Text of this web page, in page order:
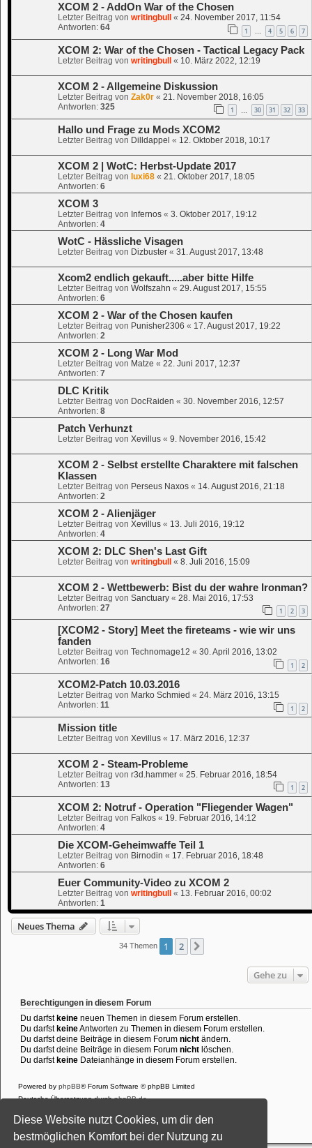
Diese Website nutzt Cookies, um dir den
bestmöglichen Komfort bei der Nutzung zu
XCOM 2 - AddOn War of the Chosen
Letzter Beitrag von writingbull « 24. November 2017, 11:54
Antworten: 64 1 4 5 6 7
XCOM 2: War of the Chosen - Tactical Legacy Pack
Letzter Beitrag von writingbull « 10. März 2022, 12:19
XCOM 2 - Allgemeine Diskussion
Letzter Beitrag von Zak0r « 21. November 2018, 16:05
Antworten: 325 1 30 31 32 33
Hallo und Frage zu Mods XCOM2
Letzter Beitrag von Dilldappel « 12. Oktober 2018, 10:17
XCOM 2 | WotC: Herbst-Update 2017
Letzter Beitrag von luxi68 « 21. Oktober 2017, 18:05
Antworten: 6
XCOM 3
Letzter Beitrag von Infernos « 3. Oktober 2017, 19:12
Antworten: 4
WotC - Hässliche Visagen
Letzter Beitrag von Dizbuster « 31. August 2017, 13:48
Xcom2 endlich gekauft.....aber bitte Hilfe
Letzter Beitrag von Wolfszahn « 29. August 2017, 15:55
Antworten: 6
XCOM 2 - War of the Chosen kaufen
Letzter Beitrag von Punisher2306 « 17. August 2017, 19:22
Antworten: 2
XCOM 2 - Long War Mod
Letzter Beitrag von Matze « 22. Juni 2017, 12:37
Antworten: 7
DLC Kritik
Letzter Beitrag von DocRaiden « 30. November 2016, 12:57
Antworten: 8
Patch Verhunzt
Letzter Beitrag von Xevillus « 9. November 2016, 15:42
XCOM 2 - Selbst erstellte Charaktere mit falschen
Klassen
Letzter Beitrag von Perseus Naxos « 14. August 2016, 21:18
Antworten: 2
XCOM 2 - Alienjäger
Letzter Beitrag von Xevillus « 13. Juli 2016, 19:12
Antworten: 4
XCOM 2: DLC Shen's Last Gift
Letzter Beitrag von writingbull « 8. Juli 2016, 15:09
XCOM 2 - Wettbewerb: Bist du der wahre Ironman?
Letzter Beitrag von Sanctuary « 28. Mai 2016, 17:53
Antworten: 27 1 2 3
[XCOM2 - Story] Meet the fireteams - wie wir uns
fanden
Letzter Beitrag von Technomage12 « 30. April 2016, 13:02
Antworten: 16 1 2
XCOM2-Patch 10.03.2016
Letzter Beitrag von Marko Schmied « 24. März 2016, 13:15
Antworten: 11 1 2
Mission title
Letzter Beitrag von Xevillus « 17. März 2016, 12:37
XCOM 2 - Steam-Probleme
Letzter Beitrag von r3d.hammer « 25. Februar 2016, 18:54
Antworten: 13 1 2
XCOM 2: Notruf - Operation "Fliegender Wagen"
Letzter Beitrag von Falkos « 19. Februar 2016, 14:12
Antworten: 4
Die XCOM-Geheimwaffe Teil 1
Letzter Beitrag von Birnodin « 17. Februar 2016, 18:48
Antworten: 6
Euer Community-Video zu XCOM 2
Letzter Beitrag von writingbull « 13. Februar 2016, 00:02
Antworten: 1
Neues Thema
34 Themen 1 2
Gehe zu
Berechtigungen in diesem Forum
Du darfstkeine neuen Themen in diesem Forum erstellen.
Du darfstkeineAntworten zu Themen in diesem Forum erstellen.
Du darfst deine Beiträge in diesem Forum nicht ändern.
Du darfst deine Beiträge in diesem Forum nicht löschen.
Du darfstkeine Dateianhänge in diesem Forum erstellen.
Powered by phpBB® Forum Software © phpBB Limited
Deutsche Übersetzung durchphpBB.de
Datenschutz |Nutzungsbedingungen